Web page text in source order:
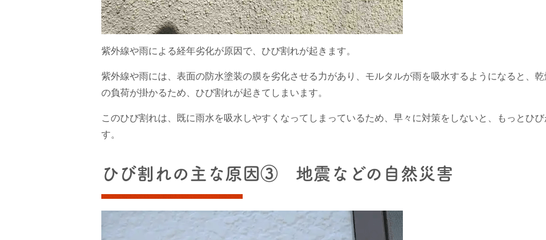
紫外線や雨による経年劣化が原因で、ひび割れが起きます。
紫外線や雨には、表面の防水塗装の膜を劣化させる力があり、モルタルが雨を吸水するようになると、
の負荷が掛かるため、ひび割れが起きてしまいます。
このひび割れは、既に雨水を吸水しやすくなってしまっているため、早々に対策をしないと、もっとひ
す。
ひび割れの主な原因③ 地震などの自然災害